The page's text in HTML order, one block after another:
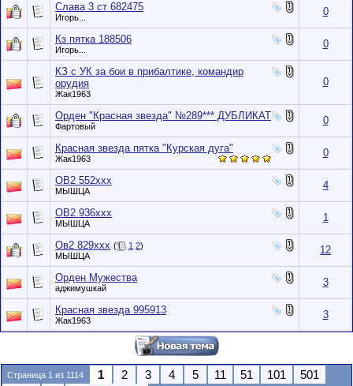
Слава 3 ст 682475
Игорь... 0
Кз пятка 188506
Игорь... 0
КЗ с УК за бои в прибалтике, командир
орудия
Жак1963
0
Орден "Красная звезда" №289*** ДУБЛИКАТ
Фартовый 0
Красная звезда пятка "Курская дуга"
Жак1963 0
ОВ2 552ххх
МЫШЦА 4
ОВ2 936ххх
МЫШЦА 1
Ов2 829ххх ( 1 2)
МЫШЦА
12
Орден Мужества
аджимушкай 3
Красная звезда 995913
Жак1963 3
Страница 1 из 1114 1 2 3 4 5 11 51 101 501